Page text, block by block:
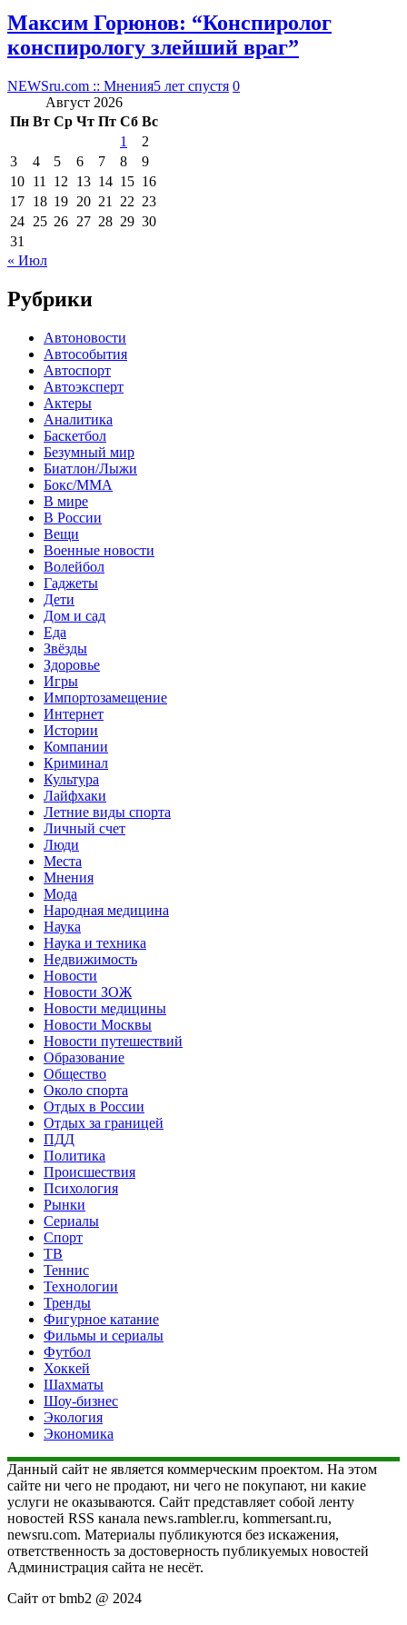
Максим Горюнов: “Конспиролог
конспирологу злейший враг”
NEWSru.com :: Мнения5 лет спустя 0
Август 2026
Пн Вт Ср Чт Пт Сб Вс
1
2
3
4 5 6 7 8
9
10 11 12 13 14 15 16
17 18 19 20 21 22 23
24 25 26 27 28 29 30
31
« Июл
Рубрики
Автоновости
Автособытия
Автоспорт
Автоэксперт
Актеры
Аналитика
Баскетбол
Безумный мир
Биатлон/Лыжи
Бокс/MMA
В мире
В России
Вещи
Военные новости
Волейбол
Гаджеты
Дети
Дом и сад
Еда
Звёзды
Здоровье
Игры
Импортозамещение
Интернет
Истории
Компании
Криминал
Культура
Лайфхаки
Летние виды спорта
Личный счет
Люди
Места
Мнения
Мода
Народная медицина
Наука
Наука и техника
Недвижимость
Новости
Новости ЗОЖ
Новости медицины
Новости Москвы
Новости путешествий
Образование
Общество
Около спорта
Отдых в России
Отдых за границей
ПДД
Политика
Происшествия
Психология
Рынки
Сериалы
Спорт
ТВ
Теннис
Технологии
Тренды
Фигурное катание
Фильмы и сериалы
Футбол
Хоккей
Шахматы
Шоу-бизнес
Экология
Экономика
Данный сайт не является коммерческим проектом. На этом
сайте ни чего не продают, ни чего не покупают, ни какие
услуги не оказываются. Сайт представляет собой ленту
новостей RSS канала news.rambler.ru, kommersant.ru,
newsru.com. Материалы публикуются без искажения,
ответственность за достоверность публикуемых новостей
Администрация сайта не несёт.
Сайт от bmb2 @ 2024